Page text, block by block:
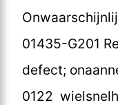
01435-G201
defect;
0122